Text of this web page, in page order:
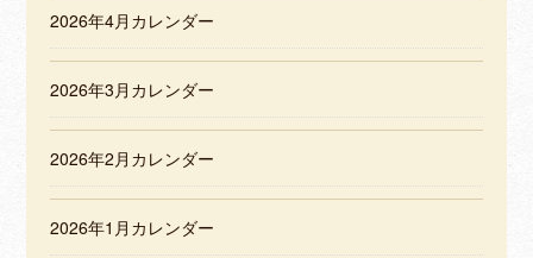
2026年4月カレンダー
2026年3月カレンダー
2026年2月カレンダー
2026年1月カレンダー